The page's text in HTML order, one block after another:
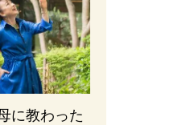
に教わった